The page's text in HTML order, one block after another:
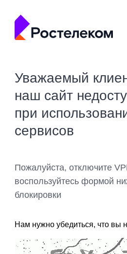
Уважаемый
наш сайт
при
сервисов
Пожалуйста, отключите
воспользуйтесь формой
блокировки
Нам нужно убедиться, что вы